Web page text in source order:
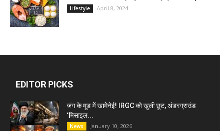
Lifestyle April 8, 2024
EDITOR PICKS
जंग के मूड में खामेनेई! IRGC को खुली छूट, अंडरग्राउंड
‘मिसाइल...
News January 10, 2026